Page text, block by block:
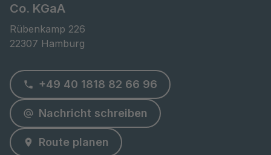
Co. KGaA
Rübenkamp 226
22307 Hamburg
+49 40 1818 82 66 96
Nachricht schreiben
Route planen